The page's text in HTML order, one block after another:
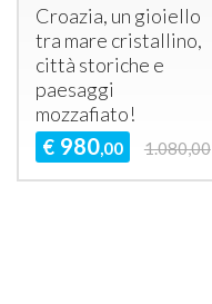
Croazia, un gioiello
tra mare cristallino,
città storiche e
paesaggi
mozzafiato!
€ 980,00 1.080,00